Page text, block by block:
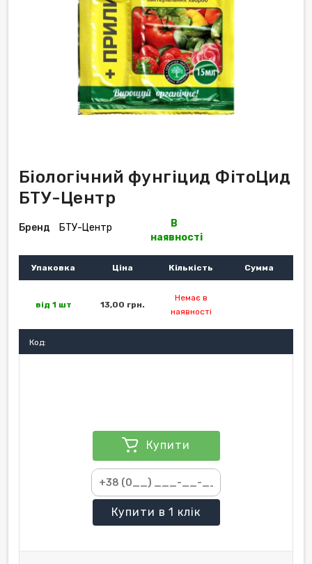
Біологічний фунгіцид ФітоЦид
БТУ-Центр
Бренд БТУ-Центр
В
наявності
Упаковка Ціна Кількість Сумма
від 1 шт 13,00 грн.
Немає в
наявності
Код:
Купити
Купити в 1 клік